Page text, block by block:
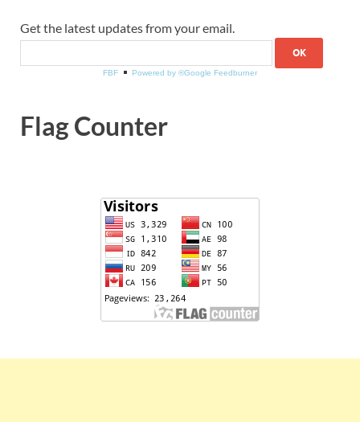
Get the latest updates from your email.
FBF Powered by ®Google Feedburner
Flag Counter